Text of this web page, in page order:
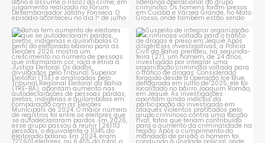
Bahia tem aumento de eleitores
que se autodeclaram...
1 0
Suspeito de integrar
organização criminosa
voltada...
1 0